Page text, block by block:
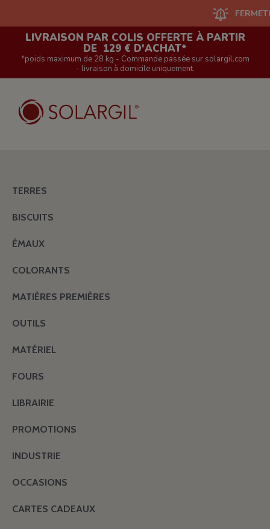
FERMETURE
LIVRAISON PAR COLIS OFFERTE À PARTIR
DE 129 € D'ACHAT*
*poids maximum de 28 kg - Commande passée sur solargil.com
- livraison à domicile uniquement.
TERRES
BISCUITS
ÉMAUX
COLORANTS
MATIÈRES PREMIÈRES
OUTILS
MATÉRIEL
FOURS
LIBRAIRIE
PROMOTIONS
INDUSTRIE
OCCASIONS
CARTES CADEAUX